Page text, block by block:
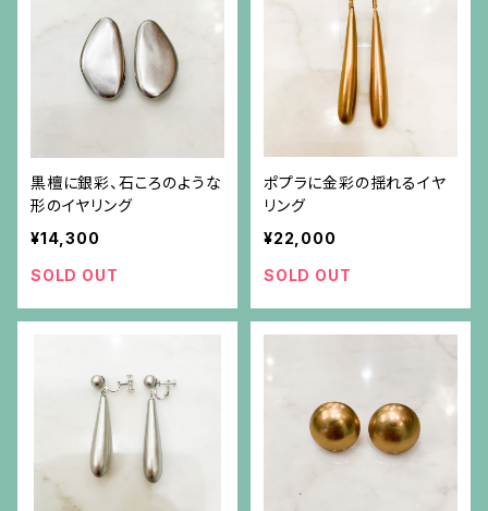
黒檀に銀彩、石ころのような
形のイヤリング
¥14,300
SOLD OUT
ポプラに金彩の揺れるイヤ
リング
¥22,000
SOLD OUT